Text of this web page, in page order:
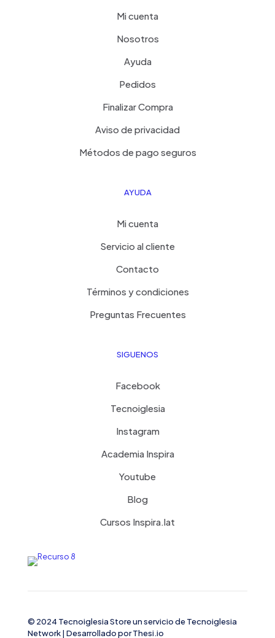
Mi cuenta
Nosotros
Ayuda
Pedidos
Finalizar Compra
Aviso de privacidad
Métodos de pago seguros
AYUDA
Mi cuenta
Servicio al cliente
Contacto
Términos y condiciones
Preguntas Frecuentes
SIGUENOS
Facebook
Tecnoiglesia
Instagram
Academia Inspira
Youtube
Blog
Cursos Inspira.lat
© 2024 Tecnoiglesia Store un servicio deTecnoiglesia
Network| Desarrollado porThesi.io